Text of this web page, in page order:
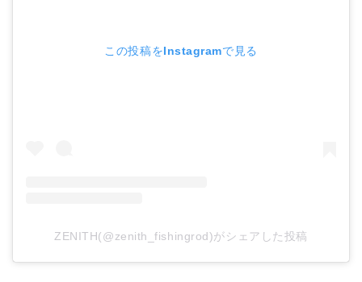
この投稿をInstagramで見る
ZENITH(@zenith_fishingrod)がシェアした投稿